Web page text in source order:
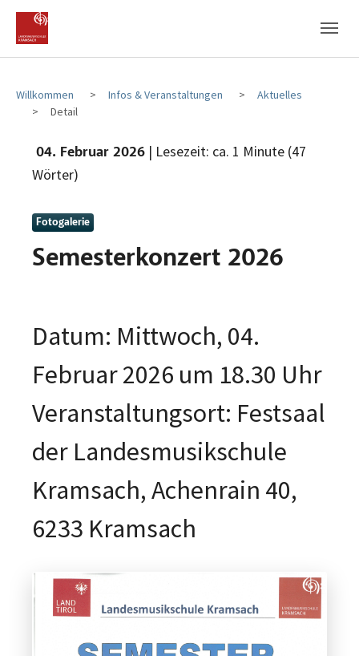
Zum Hauptinhalt
Zum Fußbereich
Willkommen Infos & Veranstaltungen
Aktuelles
Detail
04. Februar 2026 | Lesezeit: ca. 1 Minute (47
Wörter)
Fotogalerie
Semesterkonzert 2026
Datum: Mittwoch, 04.
Februar 2026 um 18.30 Uhr
Veranstaltungsort: Festsaal
der Landesmusikschule
Kramsach, Achenrain 40,